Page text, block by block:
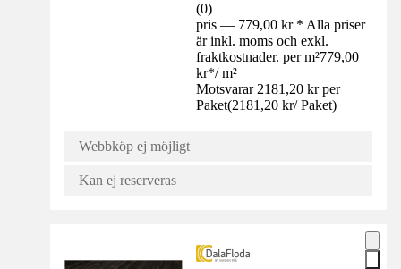
(0)
pris — 779,00 kr * Alla priser
är inkl. moms och exkl.
fraktkostnader. per m²779,00
kr*/ m²
Motsvarar 2181,20 kr per
Paket(2181,20 kr/ Paket)
Webbköp ej möjligt
Kan ej reserveras